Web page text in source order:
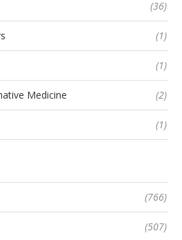
(36)
(1)
(1)
Medicine (2)
(1)
(766)
(507)